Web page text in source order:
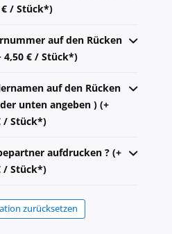
€ / Stück*)
auf den Rücken
4,50 € / Stück*)
auf den Rücken
unten angeben ) (+
/ Stück*)
aufdrucken ? (+
/ Stück*)
zurücksetzen